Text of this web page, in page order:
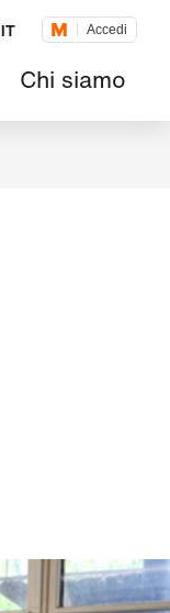
IT Accedi
Chi siamo